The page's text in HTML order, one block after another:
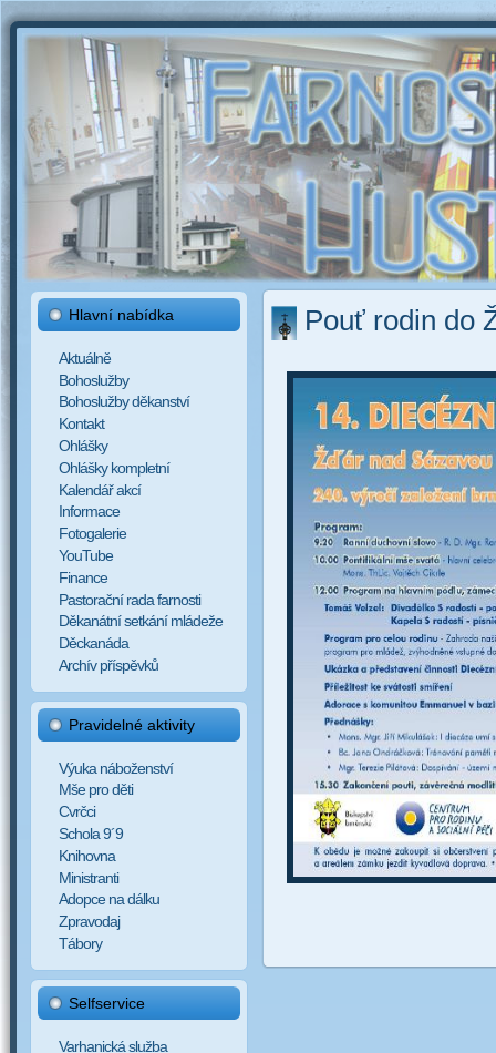
Hlavní nabídka
Aktuálně
Bohoslužby
Bohoslužby děkanství
Kontakt
Ohlášky
Ohlášky kompletní
Kalendář akcí
Informace
Fotogalerie
YouTube
Finance
Pastorační rada farnosti
Děkanátní setkání mládeže
Děckanáda
Archív příspěvků
Pravidelné aktivity
Výuka náboženství
Mše pro děti
Cvrčci
Schola 9´9
Knihovna
Ministranti
Adopce na dálku
Zpravodaj
Tábory
Selfservice
Varhanická služba
Pouť rodin do